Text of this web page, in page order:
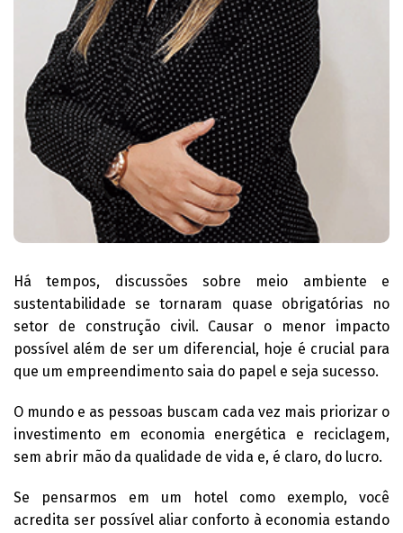
Há tempos, discussões sobre meio ambiente e
sustentabilidade se tornaram quase obrigatórias no
setor de construção civil. Causar o menor impacto
possível além de ser um diferencial, hoje é crucial para
que um empreendimento saia do papel e seja sucesso.
O mundo e as pessoas buscam cada vez mais priorizar o
investimento em economia energética e reciclagem,
sem abrir mão da qualidade de vida e, é claro, do lucro.
Se pensarmos em um hotel como exemplo, você
acredita ser possível aliar conforto à economia estando